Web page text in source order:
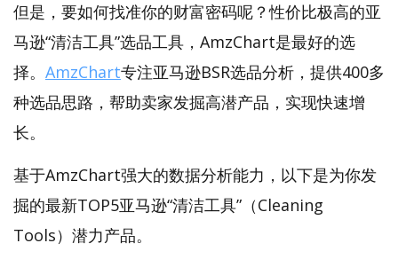
但是，要如何找准你的财富密码呢？性价比极高的亚
马逊“清洁工具”选品工具，AmzChart是最好的选
择。 AmzChart专注亚马逊BSR选品分析，提供400多
种选品思路，帮助卖家发掘高潜产品，实现快速增
长。
基于AmzChart强大的数据分析能力，以下是为你发
掘的最新TOP5亚马逊“清洁工具”（Cleaning
Tools）潜力产品。